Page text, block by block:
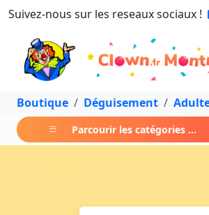
Suivez-nous sur les reseaux sociaux !
Boutique Déguisement
Parcourir les catégories ...